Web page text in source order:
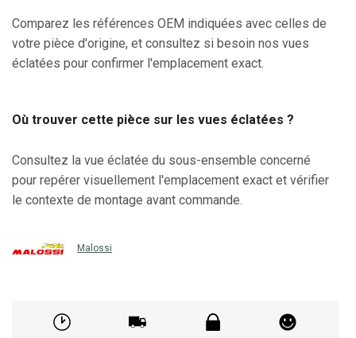
Comparez les références OEM indiquées avec celles de
votre pièce d'origine, et consultez si besoin nos vues
éclatées pour confirmer l'emplacement exact.
Où trouver cette pièce sur les vues éclatées ?
Consultez la vue éclatée du sous-ensemble concerné
pour repérer visuellement l'emplacement exact et vérifier
le contexte de montage avant commande.
Malossi